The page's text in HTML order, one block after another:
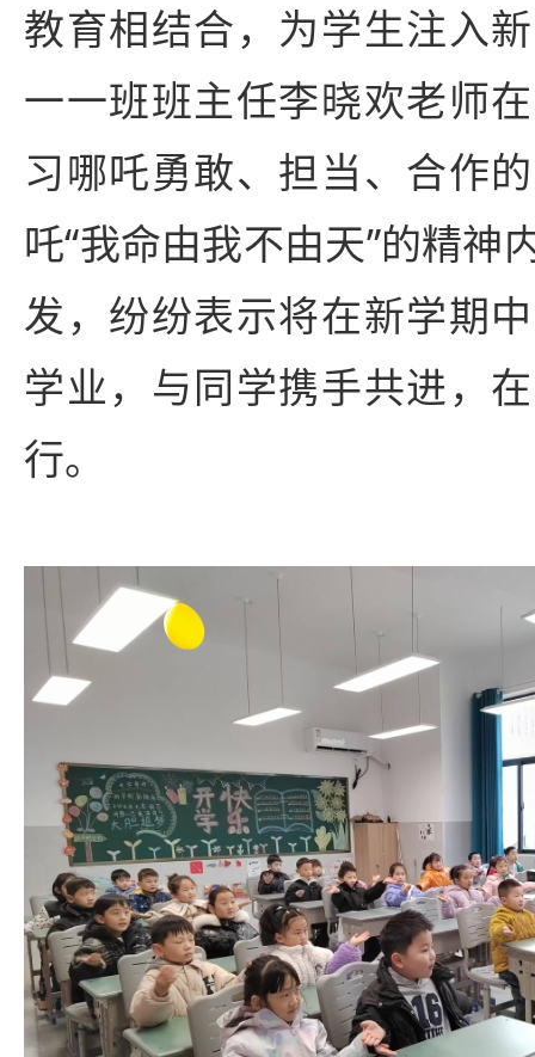
教育相结合，为学生注入
一一班班主任李晓欢老师
习哪吒勇敢、担当、合作
吒“我命由我不由天”的精神
发，纷纷表示将在新学期
学业，与同学携手共进，
行。